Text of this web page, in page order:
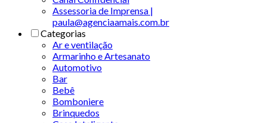
Assessoria de Imprensa |
paula@agenciaamais.com.br
Categorias
Ar e ventilação
Armarinho e Artesanato
Automotivo
Bar
Bebê
Bomboniere
Brinquedos